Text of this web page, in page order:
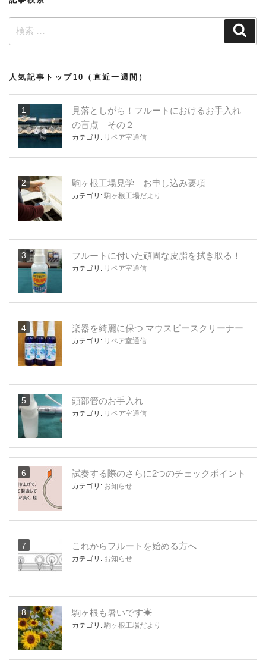
ン
索:
人気記事トップ10（直近一週間）
見落としがち！フルートにおけるお手入れ
の盲点 その２
カテゴリ: リペア室通信
駒ヶ根工場見学 お申し込み要項
カテゴリ: 駒ヶ根工場だより
フルートに付いた頑固な皮脂を拭き取る！
カテゴリ: リペア室通信
楽器を綺麗に保つ マウスピースクリーナー
カテゴリ: リペア室通信
頭部管のお手入れ
カテゴリ: リペア室通信
試奏する際のさらに2つのチェックポイント
カテゴリ: お知らせ
これからフルートを始める方へ
カテゴリ: お知らせ
駒ヶ根も暑いです☀
カテゴリ: 駒ヶ根工場だより